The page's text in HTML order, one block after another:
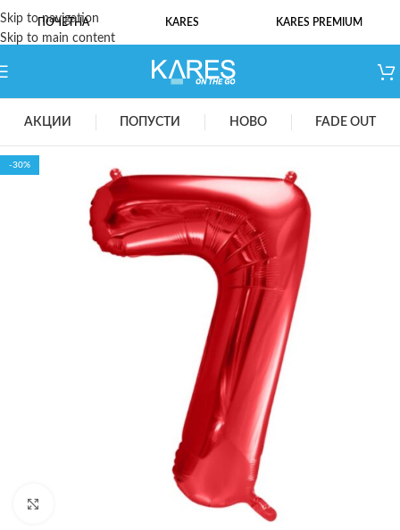
Skip to navigation
Skip to main content
ПОЧЕТНА KARES KARES PREMIUM
АКЦИИ ПОПУСТИ НОВО FADE OUT
-30%